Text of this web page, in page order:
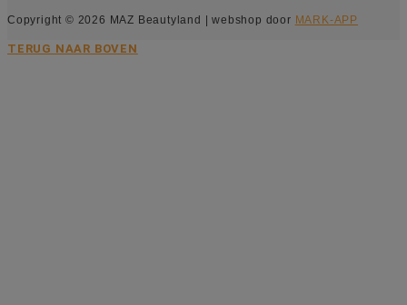
Copyright © 2026 MAZ Beautyland | webshop door MARK-APP
TERUG NAAR BOVEN